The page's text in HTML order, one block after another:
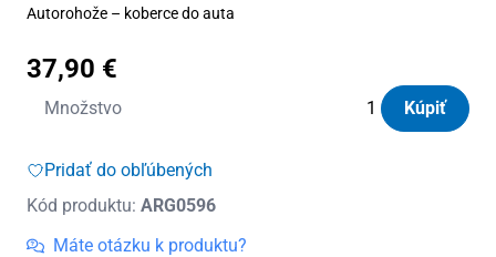
Autorohože – koberce do auta
37,90 €
Množstvo
množstvo
gumové
Škoda
Fabia
Kúpiť
Pridať do obľúbených
Kód produktu: ARG0596
Máte otázku k produktu?